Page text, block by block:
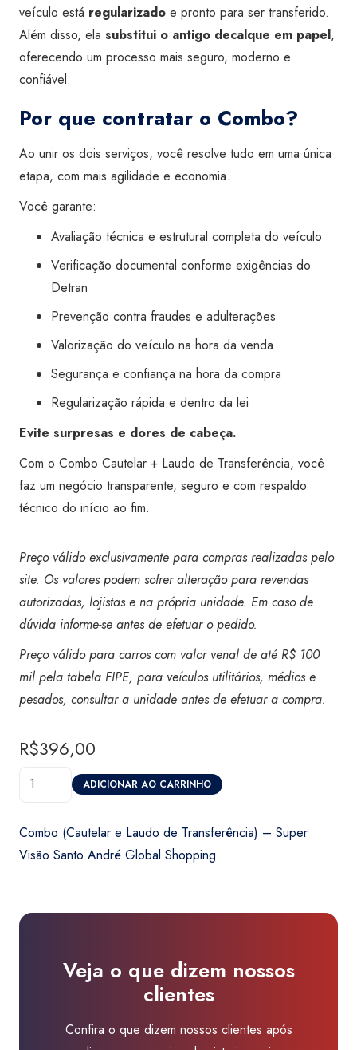
veículo está regularizado e pronto para ser transferido.
Além disso, ela substitui o antigo decalque em papel,
oferecendo um processo mais seguro, moderno e
confiável.
Por que contratar o Combo?
Ao unir os dois serviços, você resolve tudo em uma única
etapa, com mais agilidade e economia.
Você garante:
Avaliação técnica e estrutural completa do veículo
Verificação documental conforme exigências do
Detran
Prevenção contra fraudes e adulterações
Valorização do veículo na hora da venda
Segurança e confiança na hora da compra
Regularização rápida e dentro da lei
Evite surpresas e dores de cabeça.
Com o Combo Cautelar + Laudo de Transferência, você
faz um negócio transparente, seguro e com respaldo
técnico do início ao fim.
Preço válido exclusivamente para compras realizadas pelo
site. Os valores podem sofrer alteração para revendas
autorizadas, lojistas e na própria unidade. Em caso de
dúvida informe-se antes de efetuar o pedido.
Preço válido para carros com valor venal de até R$ 100
mil pela tabela FIPE, para veículos utilitários, médios e
pesados, consultar a unidade antes de efetuar a compra.
R$396,00
Combo
-
ADICIONAR AO CARRINHO
Combo (Cautelar e Laudo de Transferência) – Super
Visão Santo André Global Shopping
Veja o que dizem nossos
clientes
Confira o que dizem nossos clientes após